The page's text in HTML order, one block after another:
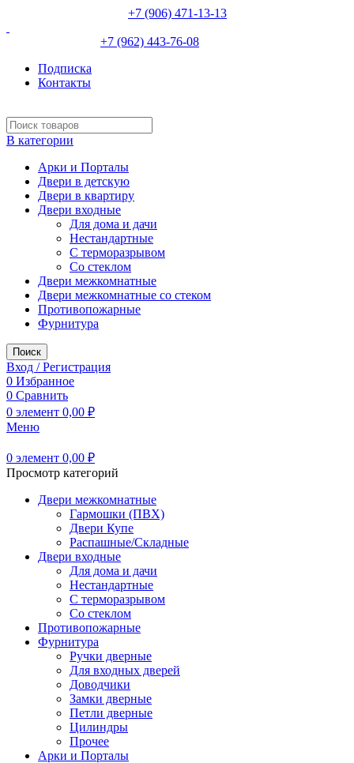
+7 (906) 471-13-13
+7 (962) 443-76-08
Подписка
Контакты
В категории
Арки и Порталы
Двери в детскую
Двери в квартиру
Двери входные
Для дома и дачи
Нестандартные
С терморазрывом
Со стеклом
Двери межкомнатные
Двери межкомнатные со стеком
Противопожарные
Фурнитура
Поиск
Вход / Регистрация
0 Избранное
0 Сравнить
0 элемент 0,00 ₽
Меню
0 элемент 0,00 ₽
Просмотр категорий
Двери межкомнатные
Гармошки (ПВХ)
Двери Купе
Распашные/Складные
Двери входные
Для дома и дачи
Нестандартные
С терморазрывом
Со стеклом
Противопожарные
Фурнитура
Ручки дверные
Для входных дверей
Доводчики
Замки дверные
Петли дверные
Цилиндры
Прочее
Арки и Порталы